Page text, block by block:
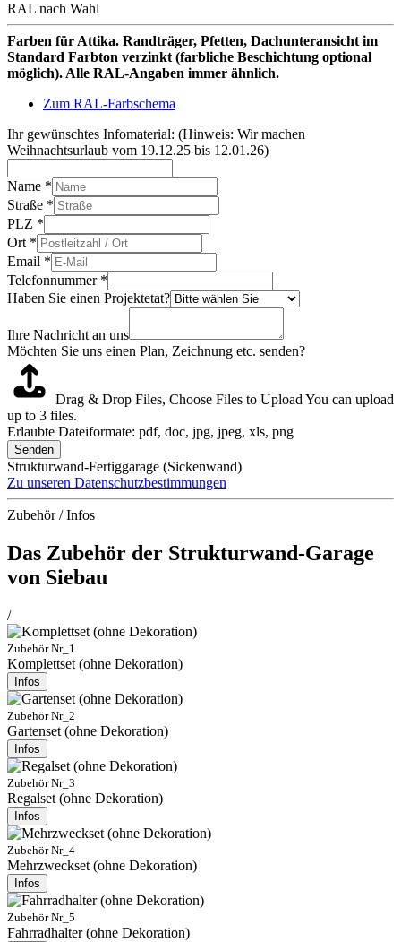
RAL nach Wahl
Farben für Attika. Randträger, Pfetten, Dachunteransicht im
Standard Farbton verzinkt (farbliche Beschichtung optional
möglich). Alle RAL-Angaben immer ähnlich.
Zum RAL-Farbschema
Ihr gewünschtes Infomaterial: (Hinweis: Wir machen
Weihnachtsurlaub vom 19.12.25 bis 12.01.26)
Name *
Straße *
PLZ *
Ort *
Email *
Telefonnummer *
Haben Sie einen Projektetat?
Ihre Nachricht an uns
Möchten Sie uns einen Plan, Zeichnung etc. senden?
Drag & Drop Files, Choose Files to Upload You can upload
up to 3 files.
Erlaubte Dateiformate: pdf, doc, jpg, jpeg, xls, png
Senden
Strukturwand-Fertiggarage (Sickenwand)
Zu unseren Datenschutzbestimmungen
Zubehör / Infos
Das Zubehör der Strukturwand-Garage
von Siebau
/
Zubehör Nr_1
Komplettset (ohne Dekoration)
Infos
Zubehör Nr_2
Gartenset (ohne Dekoration)
Infos
Zubehör Nr_3
Regalset (ohne Dekoration)
Infos
Zubehör Nr_4
Mehrzweckset (ohne Dekoration)
Infos
Zubehör Nr_5
Fahrradhalter (ohne Dekoration)